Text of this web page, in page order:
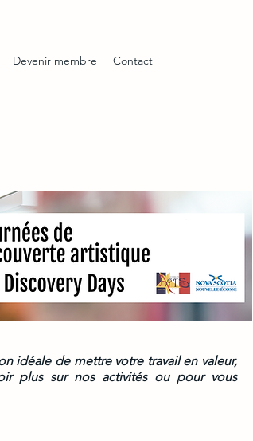
Devenir membre Contact
idéale de mettre votre travail en valeur,
plus sur nos activités ou pour vous